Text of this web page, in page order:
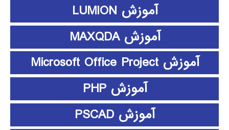
آموزش LUMION
آموزش MAXQDA
آموزش Microsoft Office Project
آموزش PHP
آموزش PSCAD